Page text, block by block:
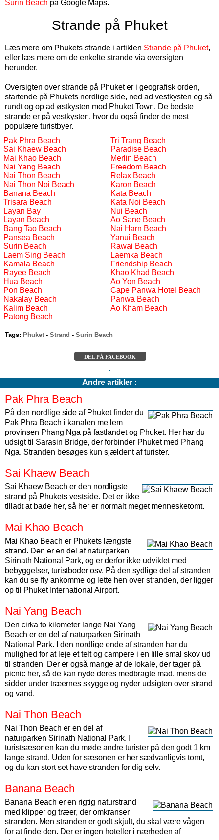
Surin Beach på Google Maps.
Strande på Phuket
Læs mere om Phukets strande i artiklen Strande på Phuket,
eller læs mere om de enkelte strande via oversigten
herunder.
Oversigten over strande på Phuket er i geografisk orden,
startende på Phukets nordlige side, ned ad vestkysten og så
rundt og op ad østkysten mod Phuket Town. De bedste
strande er på vestkysten, hvor du også finder de mest
populære turistbyer.
Pak Phra Beach
Sai Khaew Beach
Mai Khao Beach
Nai Yang Beach
Nai Thon Beach
Nai Thon Noi Beach
Banana Beach
Trisara Beach
Layan Bay
Layan Beach
Bang Tao Beach
Pansea Beach
Surin Beach
Laem Sing Beach
Kamala Beach
Rayee Beach
Hua Beach
Pon Beach
Nakalay Beach
Kalim Beach
Patong Beach
Tri Trang Beach
Paradise Beach
Merlin Beach
Freedom Beach
Relax Beach
Karon Beach
Kata Beach
Kata Noi Beach
Nui Beach
Ao Sane Beach
Nai Harn Beach
Yanui Beach
Rawai Beach
Laemka Beach
Friendship Beach
Khao Khad Beach
Ao Yon Beach
Cape Panwa Hotel Beach
Panwa Beach
Ao Kham Beach
Tags: Phuket - Strand - Surin Beach
DEL PÅ FACEBOOK
Andre artikler :
Pak Phra Beach
På den nordlige side af Phuket finder du
Pak Phra Beach i kanalen mellem
provinsen Phang Nga på fastlandet og Phuket. Her har du
udsigt til Sarasin Bridge, der forbinder Phuket med Phang
Nga. Stranden besøges kun sjældent af turister.
Sai Khaew Beach
Sai Khaew Beach er den nordligste
strand på Phukets vestside. Det er ikke
tilladt at bade her, så her er normalt meget mennesketomt.
Mai Khao Beach
Mai Khao Beach er Phukets længste
strand. Den er en del af naturparken
Sirinath National Park, og er derfor ikke udviklet med
bebyggelser, turistboder osv. På den sydlige del af stranden
kan du se fly ankomme og lette hen over stranden, der ligger
op til Phuket International Airport.
Nai Yang Beach
Den cirka to kilometer lange Nai Yang
Beach er en del af naturparken Sirinath
National Park. I den nordlige ende af stranden har du
mulighed for at leje et telt og campere i en lille smal skov ud
til stranden. Der er også mange af de lokale, der tager på
picnic her, så de kan nyde deres medbragte mad, mens de
sidder under træernes skygge og nyder udsigten over strand
og vand.
Nai Thon Beach
Nai Thon Beach er en del af
naturparken Sirinath National Park. I
turistsæsonen kan du møde andre turister på den godt 1 km
lange strand. Uden for sæsonen er her sædvanligvis tomt,
og du kan stort set have stranden for dig selv.
Banana Beach
Banana Beach er en rigtig naturstrand
med klipper og træer, der omkranser
stranden. Men stranden er godt skjult, du skal være vågen
for at finde den. Der er ingen hoteller i nærheden af